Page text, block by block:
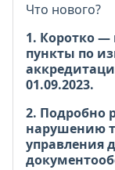
Что нового?
1. Коротко —
пункты по
01.09.2023.
2. Подробно
нарушению
управления